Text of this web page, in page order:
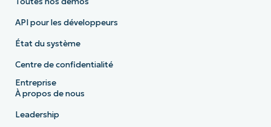
API pour les développeurs
État du système
Centre de confidentialité
Entreprise
À propos de nous
Leadership